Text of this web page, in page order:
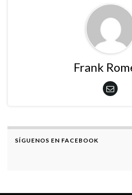
Frank
SÍGUENOS EN FACEBOOK